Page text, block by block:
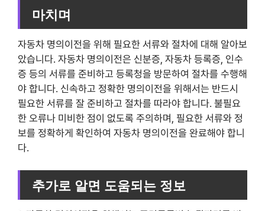
마치며
자동차 명의이전을 위해 필요한 서류와 절차에 대해 알아보
았습니다. 자동차 명의이전은 신분증, 자동차 등록증, 인수
증 등의 서류를 준비하고 등록청을 방문하여 절차를 수행해
야 합니다. 신속하고 정확한 명의이전을 위해서는 반드시
필요한 서류를 잘 준비하고 절차를 따라야 합니다. 불필요
한 오류나 미비한 점이 없도록 주의하며, 필요한 서류와 정
보를 정확하게 확인하여 자동차 명의이전을 완료해야 합니
다.
추가로 알면 도움되는 정보